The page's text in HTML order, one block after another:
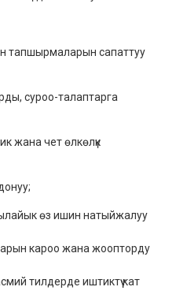
тапшырмаларын сапаттуу
суроо-талаптарга
жана чет өлкөлүк
өз ишин натыйжалуу
кароо жана жоопторду
тилдерде иштиктүү кат